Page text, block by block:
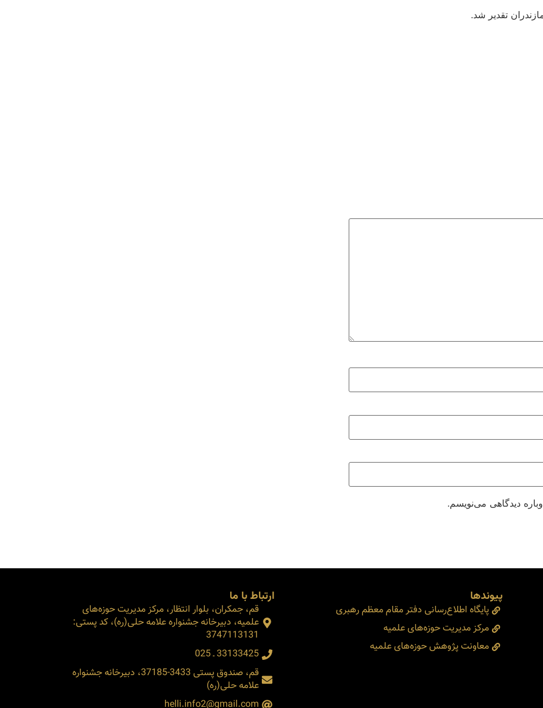
دیدگاهی می‌نویسم.
پیوندها
پایگاه اطلاع‌رسانی دفتر مقام معظم رهبری
مرکز مدیریت حوزه‌های علمیه
معاونت پژوهش حوزه‌های علمیه
ارتباط با ما
قم، جمکران، بلوار انتظار، مرکز مدیریت حوزه‌های
علمیه، دبیرخانه جشنواره علامه حلی(ره)، کد پستی:
3747113131
33133425 ـ 025
قم، صندوق پستی 3433-37185، دبیرخانه جشنواره
علامه حلی(ره)
helli.info2@gmail.com